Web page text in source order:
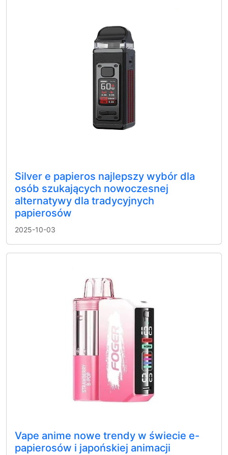
Silver e papieros najlepszy wybór dla
osób szukających nowoczesnej
alternatywy dla tradycyjnych
papierosów
2025-10-03
Vape anime nowe trendy w świecie e-
papierosów i japońskiej animacji